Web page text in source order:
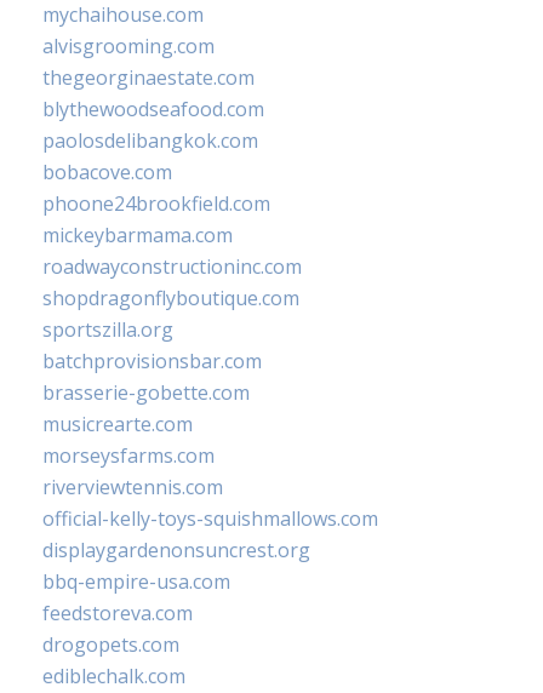
mychaihouse.com
alvisgrooming.com
thegeorginaestate.com
blythewoodseafood.com
paolosdelibangkok.com
bobacove.com
phoone24brookfield.com
mickeybarmama.com
roadwayconstructioninc.com
shopdragonflyboutique.com
sportszilla.org
batchprovisionsbar.com
brasserie-gobette.com
musicrearte.com
morseysfarms.com
riverviewtennis.com
official-kelly-toys-squishmallows.com
displaygardenonsuncrest.org
bbq-empire-usa.com
feedstoreva.com
drogopets.com
ediblechalk.com